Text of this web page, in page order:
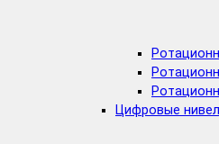
Цифровые